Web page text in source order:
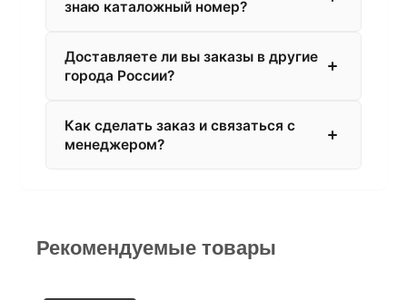
знаю каталожный номер?
Доставляете ли вы заказы в другие
города России?
Как сделать заказ и связаться с
менеджером?
Рекомендуемые товары